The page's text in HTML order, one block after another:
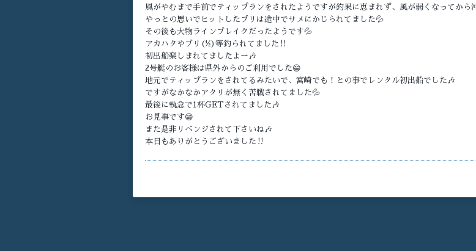
風がやむまで手前でティップランをされたようですが釣果に恵まれず、風が弱くなってから
やっとの思いでヒットしたブリは途中でサメにかじられてました💦
その後も大物ラインブレイクだったようです💦
アカハタやブリ(½)等釣られてました‼️
初出船楽しまれてましたよー🎶
2号艇のお客様は県外からのご利用でした😁
地元でティップランをされてるみたいで、宮崎でも！との事でレンタル初出船でした🎶
ですがなかなかアタリが無く苦戦されてました💦
最後に執念で1杯GETされてました🎶
お見事です😁
また是非リベンジされて下さいね🎶
本日もありがとうございました‼️